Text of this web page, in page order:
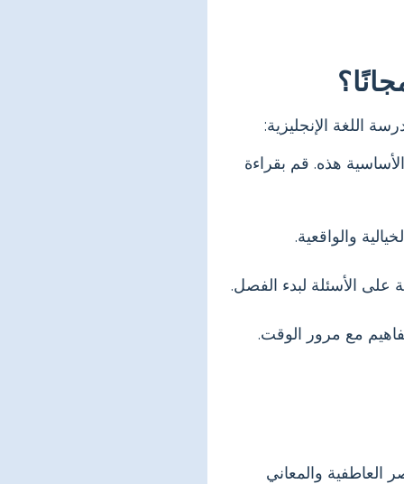
اللغة الإنجليزية:
هذه. قم بقراءة
والواقعية.
الأسئلة لبدء الفصل.
مع مرور الوقت.
العاطفية والمعاني